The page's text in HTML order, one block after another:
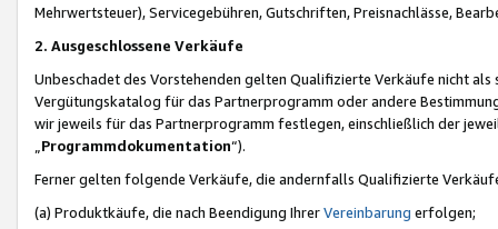
Mehrwertsteuer), Servicegebühren, Gutschriften, Preisnachlässe,
2. Ausgeschlossene Verkäufe
Unbeschadet des Vorstehenden gelten Qualifizierte Verkäufe nicht
Vergütungskatalog für das Partnerprogramm oder andere
wir jeweils für das Partnerprogramm festlegen, einschließlich der
Programmdokumentation“).
Ferner gelten folgende Verkäufe, die andernfalls Qualifizierte
(a) Produktkäufe, die nach Beendigung IhrerVereinbarung erfolgen;